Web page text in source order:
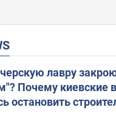
лавру
Почему киевские
остановить